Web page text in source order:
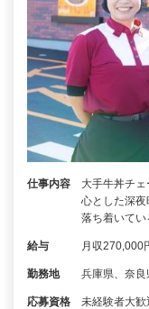
仕事内容
大手牛丼チ
心とした深
落ち着いて
給与 月収270,000
勤務地 兵庫県、奈
応募資格
未経験者大